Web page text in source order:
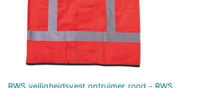
RWS veiligheidsvest ontruimer rood - RWS